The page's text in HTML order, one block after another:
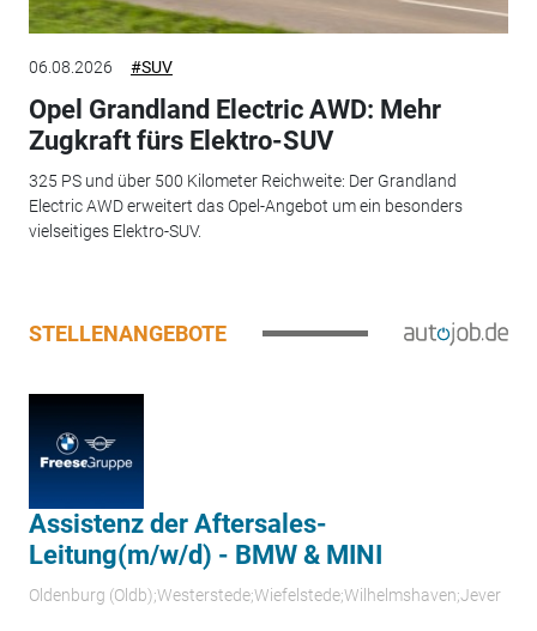
06.08.2026 #SUV
Opel Grandland Electric AWD: Mehr
Zugkraft fürs Elektro-SUV
325 PS und über 500 Kilometer Reichweite: Der Grandland
Electric AWD erweitert das Opel-Angebot um ein besonders
vielseitiges Elektro-SUV.
STELLENANGEBOTE
Assistenz der Aftersales-
Leitung(m/w/d) - BMW & MINI
Oldenburg (Oldb);Westerstede;Wiefelstede;Wilhelmshaven;Jever